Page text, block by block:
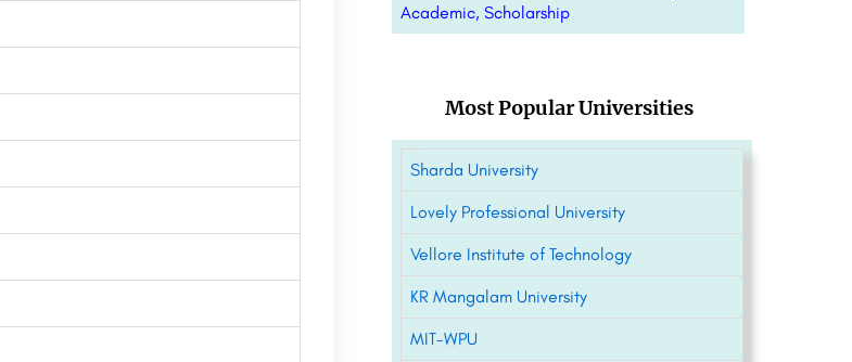
Academic, Scholarship
Most Popular Universities
Sharda University
Lovely Professional University
Vellore Institute of Technology
KR Mangalam University
MIT-WPU